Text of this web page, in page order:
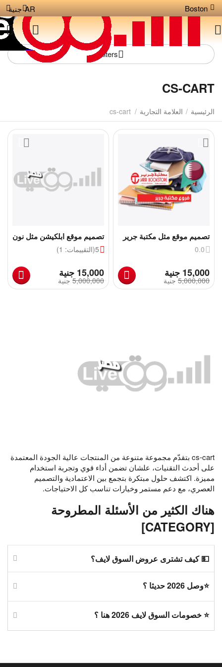
Boston جنية AR
Filters
CS-CART
الرئيسية / العلامة التجارية /
cs-cart
cs-cart بتقدّم مجموعة متنوعة من المنتجات عالية الجودة المعتمدة
على أحدث التقنيات، علشان تضمن أداء قوي وتجربة استخدام
مميزة. اكتشف حلول مبتكرة بتجمع بين الاعتمادية والتصميم
العصري، مع دعم مستمر وخيارات تناسب كل الاحتياجات.
هناك الكثير من الأسئلة المطروحة
[CATEGORY]
💵 كيف تشترى عروض السوق لايف؟
⭐وصل 2026 حديثا ؟
⭐ خصومات السوق لايف 2026 هنا ؟
تصميم موقع مثل مكتبة جرير
0.0
جنية 15,000
جنية‎5,000,000
تصميم موقع ابلكيشن مثل نون
5(التقييمات: 1)
جنية 15,000
جنية‎5,000,000